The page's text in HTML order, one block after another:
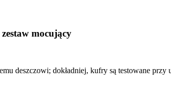
mocujący
deszczowi; dokładniej, kufry są testowane